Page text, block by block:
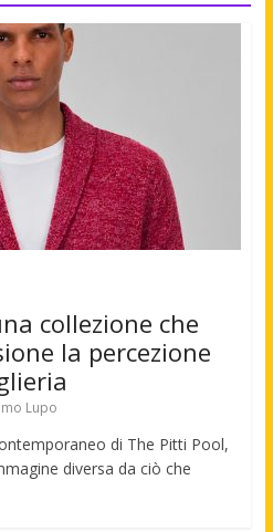
collezione che
la percezione
Lupo
di The Pitti Pool,
diversa da ciò che